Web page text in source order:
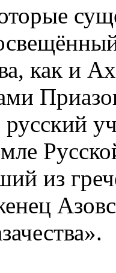
как и
русский
из